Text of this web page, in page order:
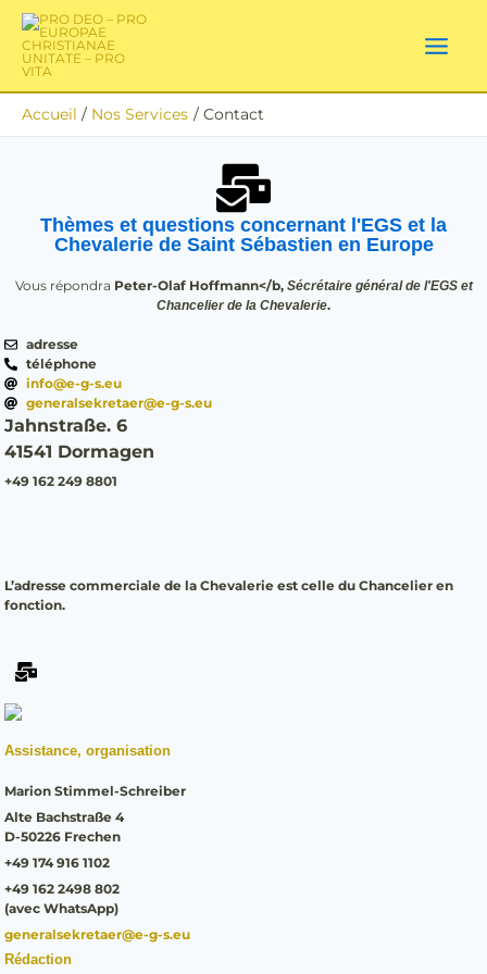
contenu
Accueil Nos Services Contact
Thèmes et questions concernant l'EGS et la
Chevalerie de Saint Sébastien en Europe
Vous répondra Peter-Olaf Hoffmann</b, Sécrétaire général de l'EGS et
Chancelier de la Chevalerie.
adresse
téléphone
info@e-g-s.eu
generalsekretaer@e-g-s.eu
Jahnstraße. 6
41541 Dormagen
+49 162 249 8801
L’adresse commerciale de la Chevalerie est celle du Chancelier en
fonction.
Assistance, organisation
Marion Stimmel-Schreiber
Alte Bachstraße 4
D-50226 Frechen
+49 174 916 1102
+49 162 2498 802
(avec WhatsApp)
generalsekretaer@e-g-s.eu
Rédaction